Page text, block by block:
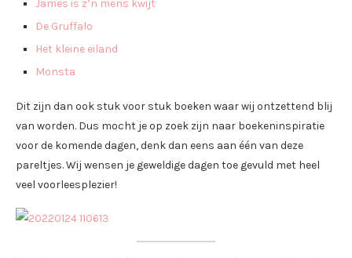
James is z’n mens kwijt
De Gruffalo
Het kleine eiland
Monsta
Dit zijn dan ook stuk voor stuk boeken waar wij ontzettend blij
van worden. Dus mocht je op zoek zijn naar boekeninspiratie
voor de komende dagen, denk dan eens aan één van deze
pareltjes. Wij wensen je geweldige dagen toe gevuld met heel
veel voorleesplezier!